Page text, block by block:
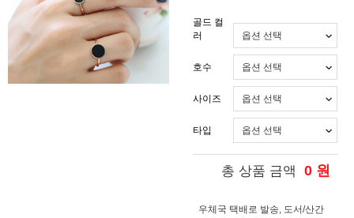
골드 컬
러
호수
사이즈
타입
총 상품 금액 0 원
우체국 택배로 발송, 도서/산간